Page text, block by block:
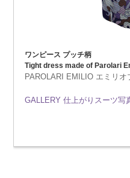
ワンピース プッチ柄
Tight dress made of Parolari
PAROLARI EMILIO エミリ
GALLERY 仕上がりスーツ写